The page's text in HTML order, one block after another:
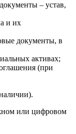
– устав,
и их
документы, в
активах;
(при
или цифровом